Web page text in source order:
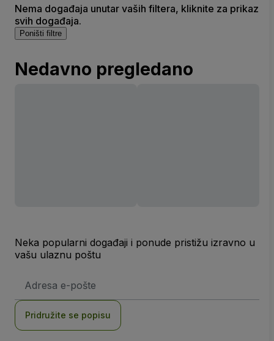
Nema događaja unutar vaših filtera, kliknite za prikaz
svih događaja.
Poništi filtre
Nedavno pregledano
Neka popularni događaji i ponude pristižu izravno u
vašu ulaznu poštu
mail
Pridružite se popisu